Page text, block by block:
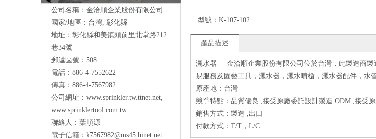
公司名稱：金洽順企業股份有限公司
國家/地區：台灣, 彰化縣
地址： 彰化縣和美鎮頭前里北堂路212
巷34號
郵遞區號：508
電話：886-4-7552622
傳真：886-4-7567982
公司網址： www.sprinkler.tw.ttnet.net
www.sprinklertool.com.tw
聯絡人：葉順源
電子信箱： k7567982@ms45.hinet.net
型號： K-107-102
產品描述
灑水器 金洽順企業股份有限公司位於台灣，此製造商製
易服務及園藝工具，灑水器，灑水噴槍，灑水器配件，水
原產地：台灣
競爭特點：品質優良 ,接受原廠委託設計製造 ODM ,接受
銷售方式：製造 ,出口
付款方式：T/T，L/C